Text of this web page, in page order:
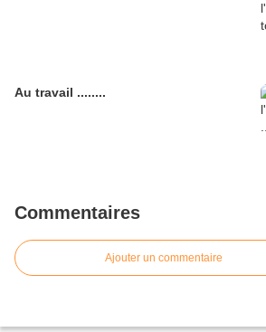
Au travail ........
Commentaires
Ajouter un commentaire